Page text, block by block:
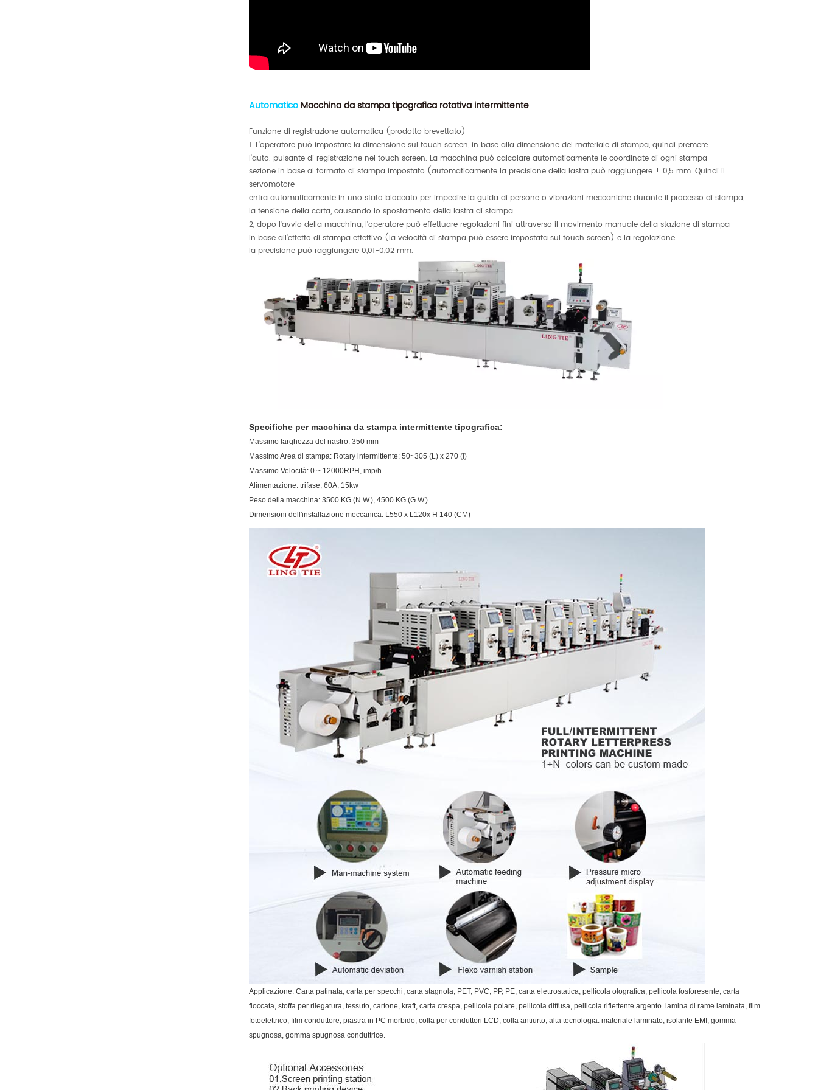
Automatico Macchina da stampa tipografica rotativa intermittente
Funzione di registrazione automatica (prodotto brevettato)
1. L'operatore può impostare la dimensione sul touch screen, in base alla dimensione del materiale di stampa, quindi premere
l'auto. pulsante di registrazione nel touch screen. La macchina può calcolare automaticamente le coordinate di ogni stampa
sezione in base al formato di stampa impostato (automaticamente la precisione della lastra può raggiungere ± 0,5 mm. Quindi il
servomotore
entra automaticamente in uno stato bloccato per impedire la guida di persone o vibrazioni meccaniche durante il processo di stampa,
la tensione della carta, causando lo spostamento della lastra di stampa.
2, dopo l'avvio della macchina, l'operatore può effettuare regolazioni fini attraverso il movimento manuale della stazione di stampa
in base all'effetto di stampa effettivo (la velocità di stampa può essere impostata sul touch screen) e la regolazione
la precisione può raggiungere 0,01-0,02 mm.
Specifiche per macchina da stampa intermittente tipografica:
Massimo larghezza del nastro: 350 mm
Massimo Area di stampa: Rotary intermittente: 50~305 (L) x 270 (l)
Massimo Velocità: 0 ~ 12000RPH, imp/h
Alimentazione: trifase, 60A, 15kw
Peso della macchina: 3500 KG (N.W.), 4500 KG (G.W.)
Dimensioni dell'installazione meccanica: L550 x L120x H 140 (CM)
Applicazione: Carta patinata, carta per specchi, carta stagnola, PET, PVC, PP, PE, carta elettrostatica, pellicola olografica, pellicola fosforesente, carta
floccata, stoffa per rilegatura, tessuto, cartone, kraft, carta crespa, pellicola polare, pellicola diffusa, pellicola riflettente argento .lamina di rame laminata, film
fotoelettrico, film conduttore, piastra in PC morbido, colla per conduttori LCD, colla antiurto, alta tecnologia. materiale laminato, isolante EMI, gomma
spugnosa, gomma spugnosa conduttrice.